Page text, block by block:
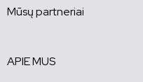
Mūsų partneriai
APIE MUS